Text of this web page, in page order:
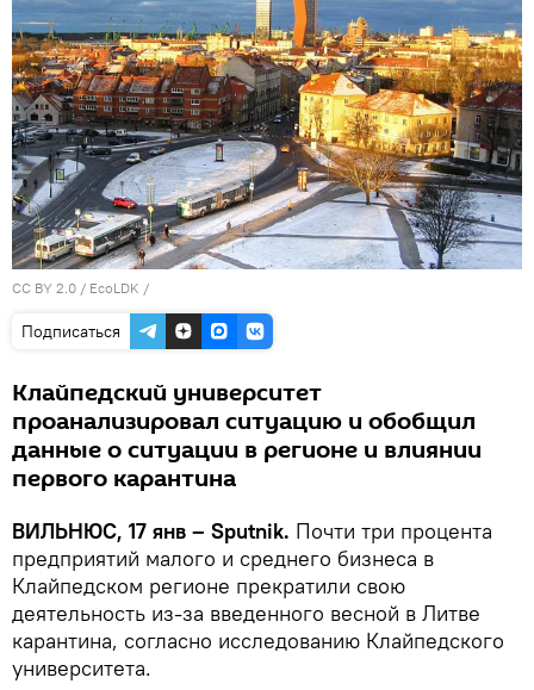
CC BY 2.0 / EcoLDK /
Подписаться
Клайпедский университет
проанализировал ситуацию и обобщил
данные о ситуации в регионе и влиянии
первого карантина
ВИЛЬНЮС, 17 янв – Sputnik. Почти три процента
предприятий малого и среднего бизнеса в
Клайпедском регионе прекратили свою
деятельность из-за введенного весной в Литве
карантина, согласно исследованию Клайпедского
университета.